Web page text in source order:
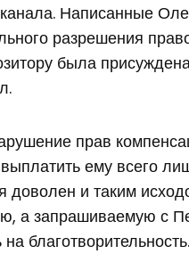
Написанные
разрешения
была
прав
ему всего
доволен и таким
а запрашиваемую с
благотворительность.